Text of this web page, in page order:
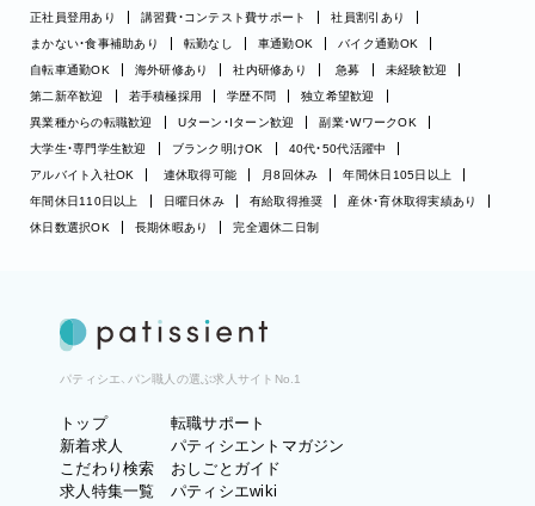
正社員登用あり
講習費・コンテスト費サポート
社員割引あり
まかない・食事補助あり
転勤なし 車通勤OK
バイク通勤OK
自転車通勤OK
海外研修あり 社内研修あり 急募
未経験歓迎
第二新卒歓迎
若手積極採用 学歴不問
独立希望歓迎
異業種からの転職歓迎
Uターン・Iターン歓迎
副業・WワークOK
大学生・専門学生歓迎
ブランク明けOK
40代・50代活躍中
アルバイト入社OK
連休取得可能 月8回休み
年間休日105日以上
年間休日110日以上
日曜日休み 有給取得推奨
産休・育休取得実績あり
休日数選択OK
長期休暇あり 完全週休二日制
パティシエ、パン職人の選ぶ求人サイトNo.1
トップ
新着求人
こだわり検索
求人特集一覧
転職サポート
パティシエントマガジン
おしごとガイド
パティシエwiki